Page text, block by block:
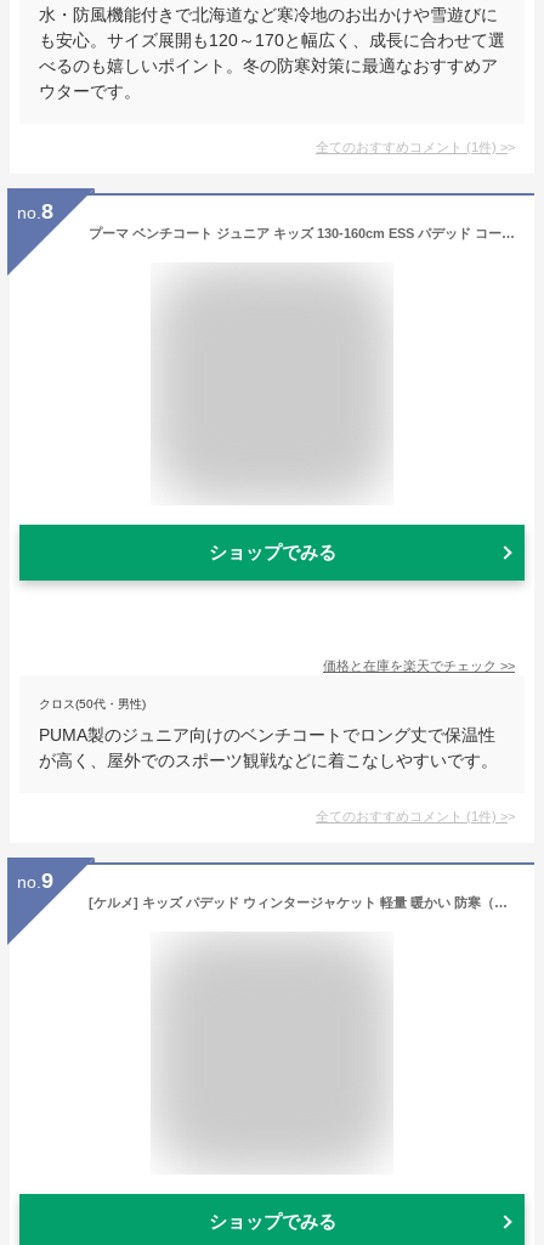
水・防風機能付きで北海道など寒冷地のお出かけや雪遊びに
も安心。サイズ展開も120～170と幅広く、成長に合わせて選
べるのも嬉しいポイント。冬の防寒対策に最適なおすすめア
ウターです。
全てのおすすめコメント (1件) >
no. 8
プーマ ベンチコート ジュニア キッズ 130-160cm ESS パデッド コート 672677 PUMA ロングコート ロング丈 保温 防寒 冬 暖かい スポーツ観戦 子供
ショップでみる
価格と在庫を楽天でチェック >>
クロス(50代・男性)
PUMA製のジュニア向けのベンチコートでロング丈で保温性
が高く、屋外でのスポーツ観戦などに着こなしやすいです。
全てのおすすめコメント (1件) >
no. 9
[ケルメ] キッズ パデッド ウィンタージャケット 軽量 暖かい 防寒（ブラック,130）
ショップでみる